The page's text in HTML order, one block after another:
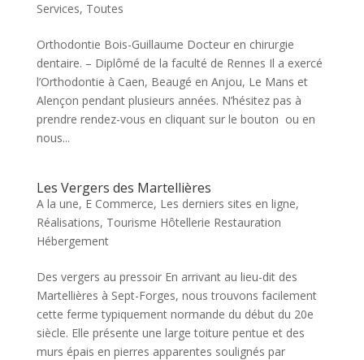
Services, Toutes
Orthodontie Bois-Guillaume Docteur en chirurgie
dentaire. – Diplômé de la faculté de Rennes Il a exercé
l’Orthodontie à Caen, Beaugé en Anjou, Le Mans et
Alençon pendant plusieurs années. N’hésitez pas à
prendre rendez-vous en cliquant sur le bouton ou en
nous...
Les Vergers des Martellières
A la une, E Commerce, Les derniers sites en ligne,
Réalisations, Tourisme Hôtellerie Restauration
Hébergement
Des vergers au pressoir En arrivant au lieu-dit des
Martellières à Sept-Forges, nous trouvons facilement
cette ferme typiquement normande du début du 20e
siècle. Elle présente une large toiture pentue et des
murs épais en pierres apparentes soulignés par